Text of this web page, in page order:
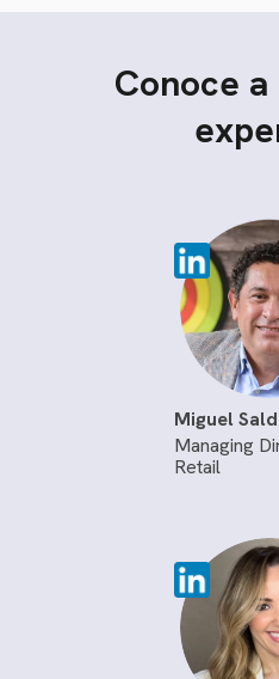
Conoce
Miguel
Managing
Retail